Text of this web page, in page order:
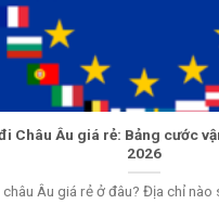
Châu Âu giá rẻ: Bảng cước
2026
Âu giá rẻ ở đâu? Địa chỉ nào